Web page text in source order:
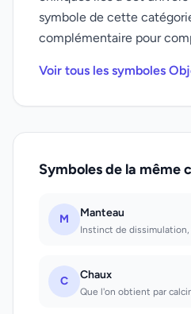
symbole de cette
complémentaire pour
Voir tous les symboles
Symboles de la même
M Manteau
C Chaux